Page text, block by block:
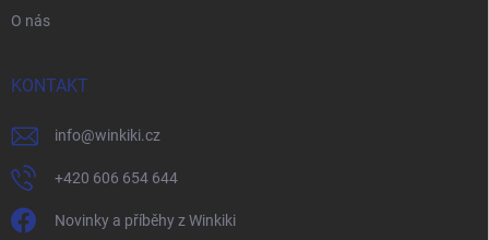
O nás
KONTAKT
info@winkiki.cz
+420 606 654 644
Novinky a příběhy z Winkiki